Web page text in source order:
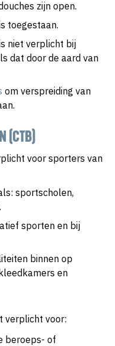
zijn open.
toegestaan.
niet verplicht bij
dat door de aard van
om verspreiding van
(CTB
voor sporters van
sportscholen,
sporten en bij
binnen op
en
verplicht voor:
beroeps- of